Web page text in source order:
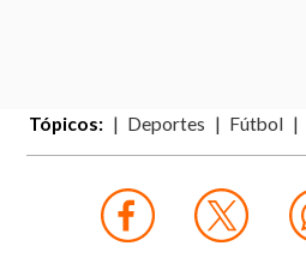
Tópicos: Deportes Fútbol